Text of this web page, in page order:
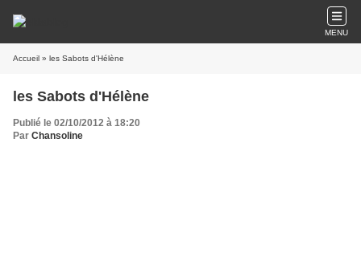
MENU
Accueil » les Sabots d'Hélène
les Sabots d'Hélène
Publié le 02/10/2012 à 18:20
Par Chansoline